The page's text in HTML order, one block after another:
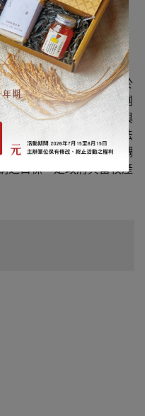
行之刊物。中央畜產會於
界唯一經立法通過的財團
中央畜產會運作模式，與
律」成立之「獨立行政法
法訂定任務，建立產銷調
之目標，是政府與畜牧產